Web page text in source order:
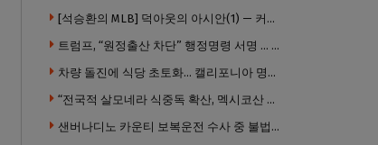
[석승환의 MLB] 덕아웃의 아시안(1) — 커트 스즈키가 우리에게 묻는 것
트럼프, “원정출산 차단” 행정명령 서명 … 외국 공무원 자녀도 시민권 안준다
차량 돌진에 식당 초토화… 캘리포니아 명물 버거집 “다시 일어설 수 있도록 도와주세요”
“전국적 살모네라 식중독 확산, 멕시코산 할라피뇨”– CDC
샌버나디노 카운티 보복운전 수사 중 불법 총기 20정·탄약 2만 발 압수